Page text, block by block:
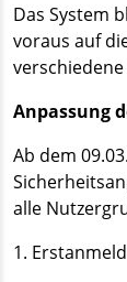
Das System
voraus auf
Anpassung
Ab dem
alle
1.